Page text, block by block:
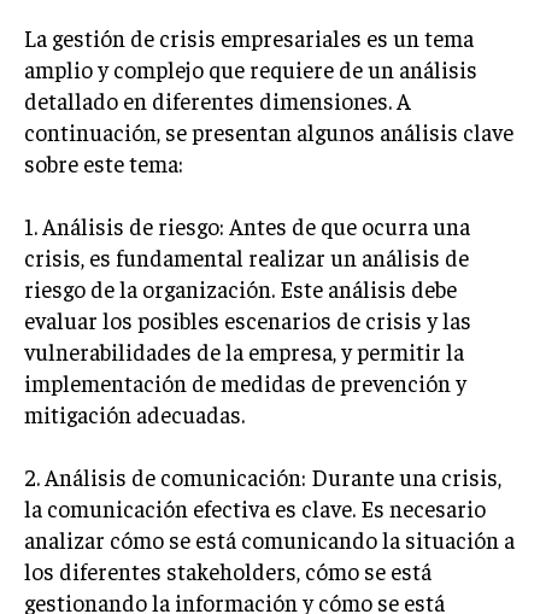
ALIANZAS ESTRATÉGICAS
TECNOLOGIA
SOSTENIBILIDAD Y MEDIO AMBIENTE
GESTIÓN DE LA INNOVACIÓN TECNOLÓGICA
TRANSFORMACIÓN DIGITAL
ANALÍTICA EMPRESARIAL Y BUSINESS
INTELLIGENCE
CIBERSEGURIDAD EMPRESARIAL
ESTRATEGIA
EMPRESAS FAMILIARES Y SUCESIÓN
NEGOCIACIÓN Y RESOLUCIÓN DE CONFLICTOS
DERECHO EMPRESARIAL Y REGULACIONES
ÉXITO EMPRESARIAL Y CASOS DE ESTUDIO
La gestión de crisis empresariales es un tema
amplio y complejo que requiere de un análisis
detallado en diferentes dimensiones. A
continuación, se presentan algunos análisis clave
sobre este tema:
1. Análisis de riesgo: Antes de que ocurra una
crisis, es fundamental realizar un análisis de
riesgo de la organización. Este análisis debe
evaluar los posibles escenarios de crisis y las
vulnerabilidades de la empresa, y permitir la
implementación de medidas de prevención y
mitigación adecuadas.
2. Análisis de comunicación: Durante una crisis,
la comunicación efectiva es clave. Es necesario
analizar cómo se está comunicando la situación a
los diferentes stakeholders, cómo se está
gestionando la información y cómo se está